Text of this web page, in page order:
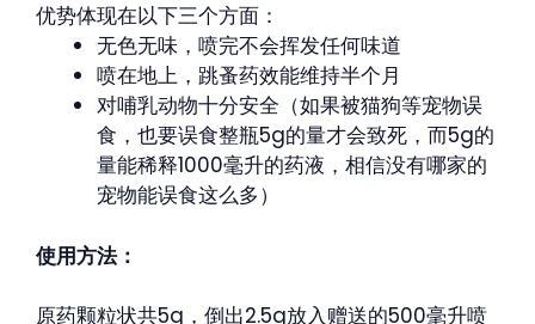
优势体现在以下三个方面：
无色无味，喷完不会挥发任何味道
喷在地上，跳蚤药效能维持半个月
对哺乳动物十分安全（如果被猫狗等宠物误
食，也要误食整瓶5g的量才会致死，而5g的
量能稀释1000毫升的药液，相信没有哪家的
宠物能误食这么多）
使用方法：
原药颗粒状共5g，倒出2.5g放入赠送的500毫升喷